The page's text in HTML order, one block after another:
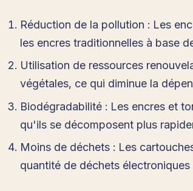
Réduction de la pollution : Les
les encres traditionnelles à base
Utilisation de ressources
végétales, ce qui diminue la
Biodégradabilité : Les encres et
qu'ils se décomposent plus
Moins de déchets : Les
quantité de déchets électroniques